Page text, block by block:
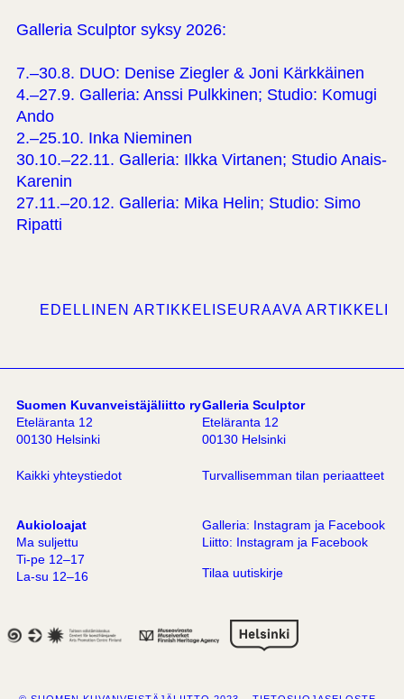
Galleria Sculptor syksy 2026:
7.–30.8. DUO: Denise Ziegler & Joni Kärkkäinen
4.–27.9. Galleria: Anssi Pulkkinen; Studio: Komugi
Ando
2.–25.10. Inka Nieminen
30.10.–22.11. Galleria: Ilkka Virtanen; Studio Anais-
Karenin
27.11.–20.12. Galleria: Mika Helin; Studio: Simo
Ripatti
EDELLINEN ARTIKKELI SEURAAVA ARTIKKELI
Suomen Kuvanveistäjäliitto ry
Eteläranta 12
00130 Helsinki
Kaikki yhteystiedot
Galleria Sculptor
Eteläranta 12
00130 Helsinki
Turvallisemman tilan periaatteet
Aukioloajat
Ma suljettu
Ti-pe 12–17
La-su 12–16
Galleria: Instagram ja Facebook
Liitto: Instagram ja Facebook
Tilaa uutiskirje